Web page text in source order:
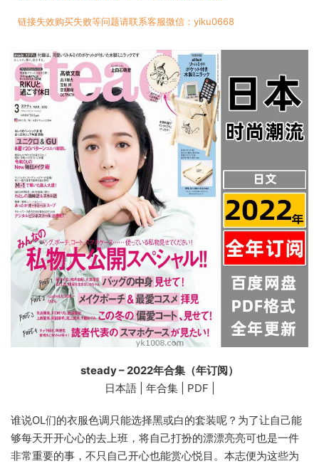
链接失效购买失败等问题请联系客服微信：yiku0668
steady – 2022年合集（年订阅）
日本語 | 年合集 | PDF |
谁说OL们的衣服色调只能选择黑或白的套装呢？为了让自己能
够每天开开心心的去上班，将自己打扮的漂漂亮亮可也是一件
非常重要的事，不只自己开心也能赏心悦目。本志便为这些为